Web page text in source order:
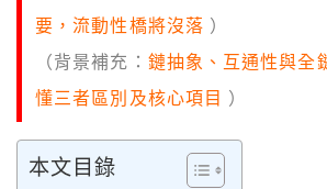
要，流動性橋將沒落 ）
（背景補充： 鏈抽象、互通性與全
懂三者區別及核心項目 ）
本文目錄